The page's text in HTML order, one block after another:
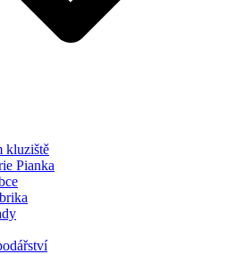
kluziště
Pianka